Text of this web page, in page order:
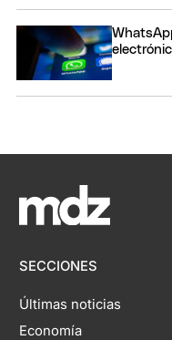
SECCIONES
Últimas noticias
Economía